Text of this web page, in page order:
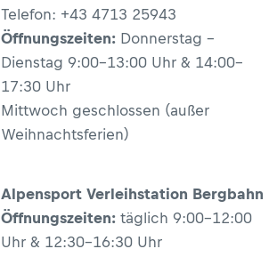
Telefon: +43 4713 25943
Öffnungszeiten: Donnerstag -
Dienstag 9:00–13:00 Uhr & 14:00–
17:30 Uhr
Mittwoch geschlossen (außer
Weihnachtsferien)
Alpensport Verleihstation Bergbahn
Öffnungszeiten: täglich 9:00–12:00
Uhr & 12:30–16:30 Uhr